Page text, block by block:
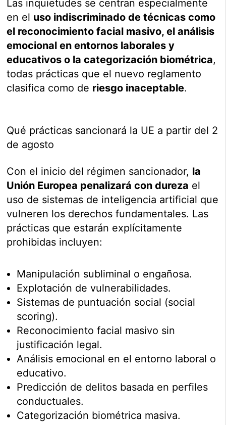
Las inquietudes se centran especialmente
en el uso indiscriminado de técnicas como
el reconocimiento facial masivo, el análisis
emocional en entornos laborales y
educativos o la categorización biométrica,
todas prácticas que el nuevo reglamento
clasifica como de riesgo inaceptable.
Qué prácticas sancionará la UE a partir del 2
de agosto
Con el inicio del régimen sancionador, la
Unión Europea penalizará con dureza el
uso de sistemas de inteligencia artificial que
vulneren los derechos fundamentales. Las
prácticas que estarán explícitamente
prohibidas incluyen:
Manipulación subliminal o engañosa.
Explotación de vulnerabilidades.
Sistemas de puntuación social (social
scoring).
Reconocimiento facial masivo sin
justificación legal.
Análisis emocional en el entorno laboral o
educativo.
Predicción de delitos basada en perfiles
conductuales.
Categorización biométrica masiva.